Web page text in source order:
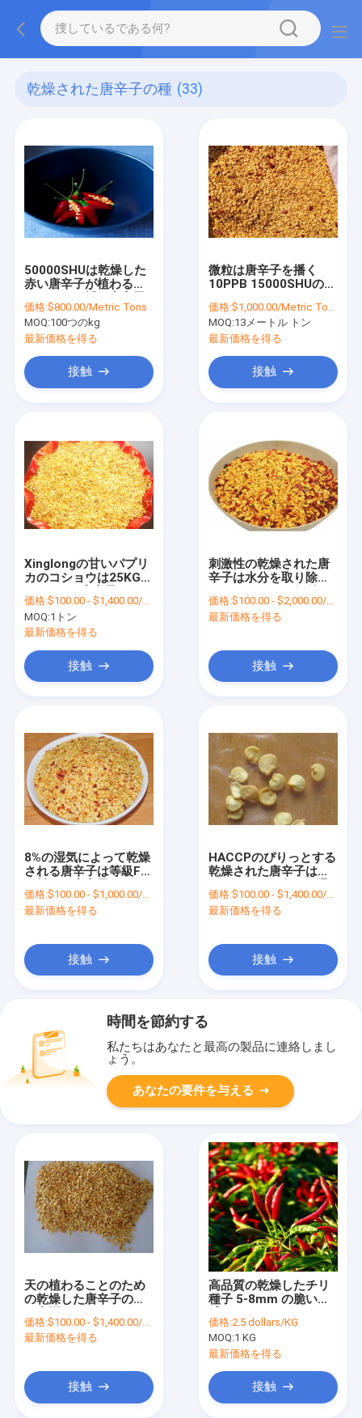
乾燥された唐辛子の種 (33)
50000SHUは乾燥した
赤い唐辛子が植わるこ
の種の微粒を乾燥した
価格:$800.00/Metric Tons
MOQ:100つのkg
最新価格を得る
接触
微粒は唐辛子を播く
10PPB 15000SHUのぴ
種HACCPを乾燥した
価格:$1,000.00/Metric Tons >=13 Metric Tons
MOQ:13メートル トン
最新価格を得る
接触
Xinglongの甘いパプリ
カのコショウは25KG
播く
価格:$100.00 - $1,400.00/Metric Tons
MOQ:1トン
最新価格を得る
接触
刺激性の乾燥された唐
辛子は水分を取り除か
添加物播かない
価格:$100.00 - $2,000.00/Metric Tons
最新価格を得る
接触
8%の湿気によって乾燥
される唐辛子は等級F1
播く
価格:$100.00 - $1,000.00/Metric Tons
最新価格を得る
接触
HACCPのぴりっとする
乾燥された唐辛子は
気の熱い好みを播く
価格:$100.00 - $1,400.00/Metric Tons
最新価格を得る
接触
時間を節約する
私たちはあなたと最高の製品に連絡しまし
ょう。
あなたの要件を与える
天の植わることのため
の乾燥した唐辛子の種
8000SHU 20Kg
価格:$100.00 - $1,400.00/Metric Tons
最新価格を得る
接触
高品質の乾燥したチリ
種子 5-8mm の脆い質
価格:2.5 dollars/KG
MOQ:1 KG
最新価格を得る
接触